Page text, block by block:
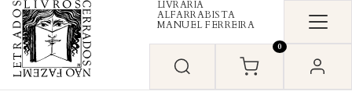
Skip to content
LIVRARIA
ALFARRABISTA
MANUEL FERREIRA
0